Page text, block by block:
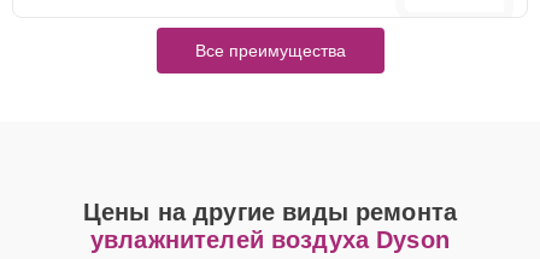
Все преимущества
Цены на другие виды ремонта
увлажнителей воздуха Dyson